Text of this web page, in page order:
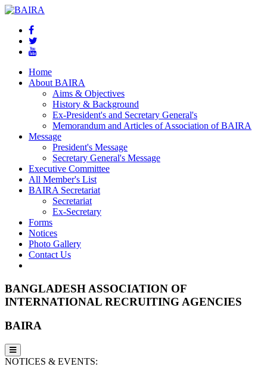
Home
About BAIRA
Aims & Objectives
History & Background
Ex-President's and Secretary General's
Memorandum and Articles of Association of BAIRA
Message
President's Message
Secretary General's Message
Executive Committee
All Member's List
BAIRA Secretariat
Secretariat
Ex-Secretary
Forms
Notices
Photo Gallery
Contact Us
BANGLADESH ASSOCIATION OF
INTERNATIONAL RECRUITING AGENCIES
BAIRA
NOTICES & EVENTS: